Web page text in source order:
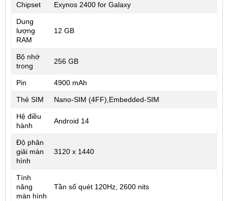
Chipset Exynos 2400 for Galaxy
Dung
lượng
RAM
12 GB
Bộ nhớ
trong
256 GB
Pin 4900 mAh
Thẻ SIM Nano-SIM (4FF),Embedded-SIM
Hệ điều
hành
Android 14
Độ phân
giải màn
hình
3120 x 1440
Tính
năng
màn hình
Tần số quét 120Hz, 2600 nits